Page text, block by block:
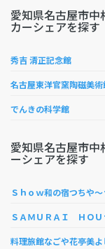
愛知県名古屋市
カーシェアを探す
秀吉 清正記念館
名古屋東洋官窯陶磁美術
でんきの科学館
愛知県名古屋市
ーシェアを探す
ｈ
Ａ
料理旅館なごや花亭美よ